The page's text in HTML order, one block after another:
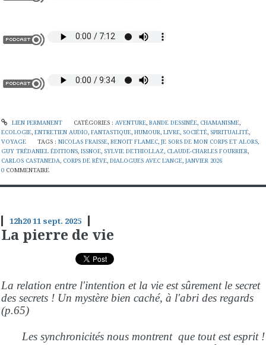
LIEN PERMANENT CATÉGORIES : AVENTURE, BANDE DESSINÉE, CHAMANISME,
ECOLOGIE, ENTRETIEN AUDIO, FANTASTIQUE, HUMOUR, LIVRE, SOCIÉTÉ, SPIRITUALITÉ,
VOYAGE
TAGS :NICOLAS FRAISSE,BENOIT FLAMEC,JE SORS DE MON CORPS ET ALORS,
GUY TRÉDANIEL ÉDITIONS, ISSNOE, SYLVIE DETHIOLLAZ, CLAUDE-CHARLES FOURRIER,
CARLOS CASTANEDA, CORPS DE RÊVE, DIALOGUES AVEC L'ANGE, JANVIER 2026
0 COMMENTAIRE
12h2011 sept. 2025
La pierre de vie
La relation entre l'intention et la vie est sûrement le secret
des secrets ! Un mystère bien caché, à l'abri des regards
(p.65)
Les synchronicités nous montrent que tout est esprit !